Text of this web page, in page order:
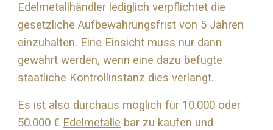
Edelmetallhändler lediglich verpflichtet die
gesetzliche Aufbewahrungsfrist von 5 Jahren
einzuhalten. Eine Einsicht muss nur dann
gewährt werden, wenn eine dazu befugte
staatliche Kontrollinstanz dies verlangt.
Es ist also durchaus möglich für 10.000 oder
50.000 € Edelmetalle bar zu kaufen und